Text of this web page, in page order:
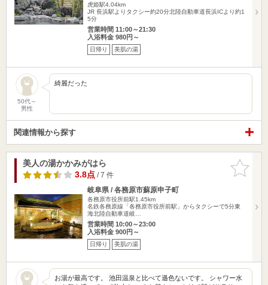
虎姫駅4.04km
JR 長浜駅よりタクシー約20分北陸自動車道長浜ICより約1
5分
営業時間 11:00～21:30
入浴料金 980円～
日帰り 美肌の湯
50代～
男性
綺麗だった
関連情報から探す
お気に入
りに追加
美人の湯かかみがはら
3.8点/ 7 件
岐阜県 / 各務原市蘇原申子町
各務原市役所前駅1.45km
名鉄各務原線「各務原市役所前駅」からタクシーで5分東
海北陸自動車道岐…
営業時間 10:00～23:00
入浴料金 900円～
日帰り 美肌の湯
お湯が最高です。 池田温泉と比べて遜色ないです。 シャワー水